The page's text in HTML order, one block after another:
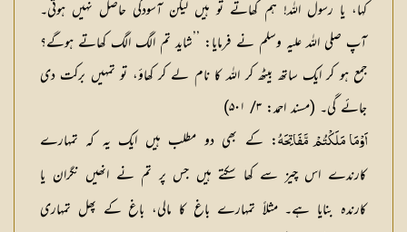
کہا، یا رسول اللہ! ہم کھاتے تو ہیں لیکن آسودگی حاصل نہیں ہوتی۔
آپ صلی اللہ علیہ وسلم نے فرمایا: ’’شاید تم الگ الگ کھاتے ہوگے؟
جمع ہو کر ایک ساتھ بیٹھ کر اللہ کا نام لے کر کھاؤ، تو تمہیں برکت دی
جائے گی۔ (مسند احمد: ۳/ ۵۰۱)
اَوْمَا مَلَکْتُمْ مَّفَاتِحَہُ: کے بھی دو مطلب ہیں ایک یہ کہ تمہارے
کارندے اس چیز سے کھا سکتے ہیں جس پر تم نے انھیں نگران یا
کارندہ بنایا ہے۔ مثلاً تمہارے باغ کا مالی، باغ کے پھل تمہاری